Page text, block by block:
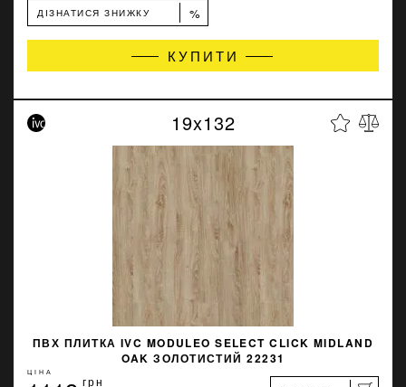
ДІЗНАТИСЯ ЗНИЖКУ %
КУПИТИ
19x132
ПВХ ПЛИТКА IVC MODULEO SELECT CLICK MIDLAND
OAK ЗОЛОТИСТИЙ 22231
ЦІНА
грн